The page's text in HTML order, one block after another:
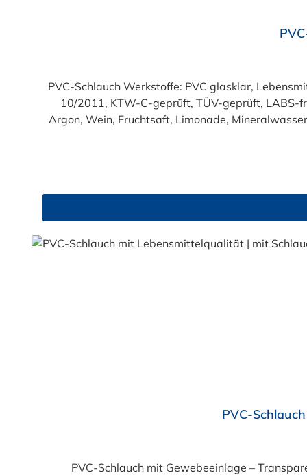
Durchschnittliche Bewertung von 4.7 von 5 Sternen
PVC-Schlauch Werkstoffe: PVC glasklar, Lebensmittelqualität geprüft entsprechend den Anforderungen der Verordnung (EG) 1935/2004 und der Verordnung (EU)
10/2011, KTW-C-geprüft, TÜV-geprüft, LABS-freie Produktion Einsatzbereich: Druckloses
Argon, Wein, Fruchtsaft, Limonade,
Durchschnittliche Bewertung von 4.5 von 5 Sternen
PVC-
PVC-Schlauch mit Gewebeeinlage – Transparent,